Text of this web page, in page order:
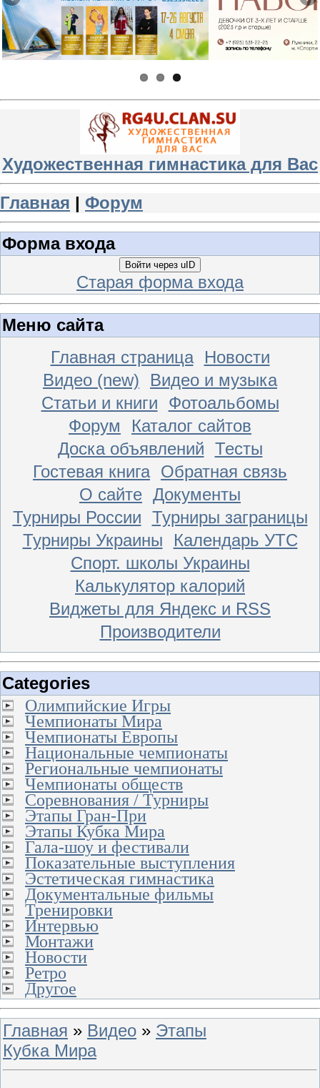
Художественная гимнастика для Вас
Главная | Форум
Форма входа
Войти через uID
Старая форма входа
Меню сайта
Главная страница
Новости
Видео (new)
Видео и музыка
Статьи и книги
Фотоальбомы
Форум
Каталог сайтов
Доска объявлений Тесты
Гостевая книга Обратная связь
О сайте Документы
Турниры России Турниры заграницы
Турниры Украины
Календарь УТС
Спорт. школы Украины
Калькулятор калорий
Виджеты для Яндекс и RSS
Производители
Categories
Олимпийские Игры
Чемпионаты Мира
Чемпионаты Европы
Национальные чемпионаты
Региональные чемпионаты
Чемпионаты обществ
Соревнования / Турниры
Этапы Гран-При
Этапы Кубка Мира
Гала-шоу и фестивали
Показательные выступления
Эстетическая гимнастика
Документальные фильмы
Тренировки
Интервью
Монтажи
Новости
Ретро
Другое
Главная » Видео » Этапы
Кубка Мира